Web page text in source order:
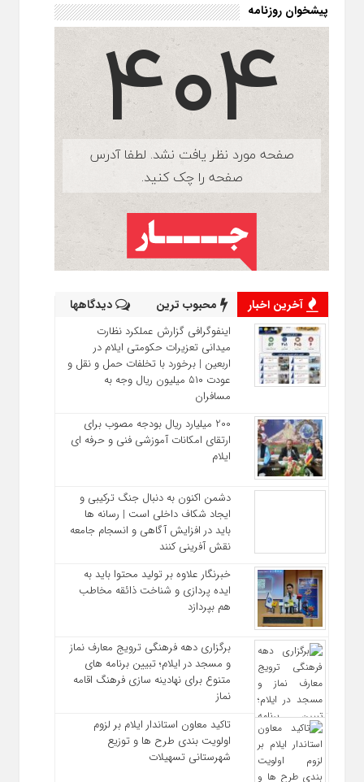
پیشخوان روزنامه
آخرین اخبار محبوب ترین دیدگاهها
اینفوگرافی گزارش عملکرد نظارت
میدانی تعزیرات حکومتی ایلام در
اربعین | برخورد با تخلفات حمل‌ و نقل و
عودت ۵۱۰ میلیون ریال وجه به
مسافران
200 میلیارد ریال بودجه مصوب برای
ارتقای امکانات آموزشی فنی‌ و حرفه‌ ای
ایلام
دشمن اکنون به دنبال جنگ ترکیبی و
ایجاد شکاف داخلی است | رسانه‌ ها
باید در افزایش آگاهی و انسجام جامعه
نقش‌ آفرینی کنند
خبرنگار علاوه بر تولید محتوا باید به
ایده‌ پردازی و شناخت ذائقه مخاطب
هم بپردازد
برگزاری دهه فرهنگی ترویج معارف نماز
و مسجد در ایلام؛ تبیین برنامه‌ های
متنوع برای نهادینه‌ سازی فرهنگ اقامه
نماز
تاکید معاون استاندار ایلام بر لزوم
اولویت‌ بندی طرح‌ ها و توزیع
شهرستانی تسهیلات